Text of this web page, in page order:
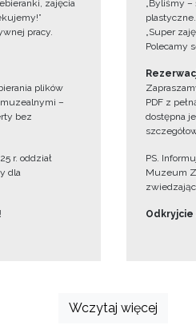
zajęcia
pracy.
plików
–
bez
r. oddział
dla
„Byliśmy
„Super
Polecamy
PDF z
dostępna
PS.
Muzeum
Odkryjcie
Wczytaj więcej